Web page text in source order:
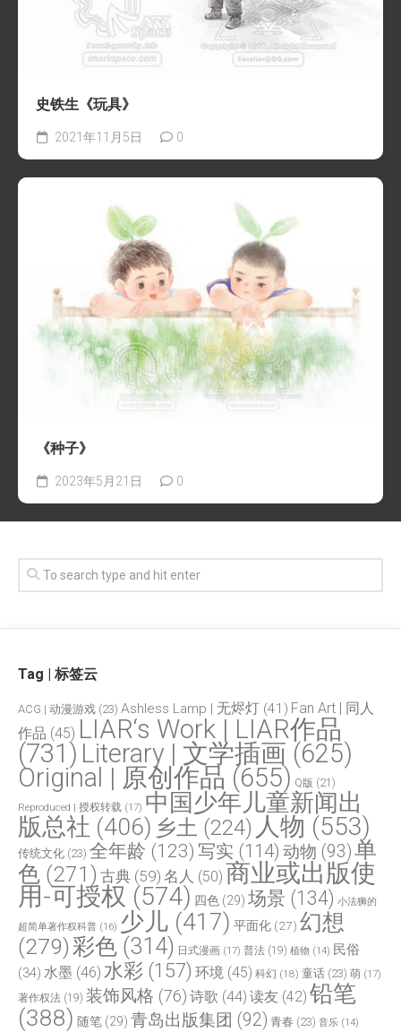
史铁生《玩具》
2021年11月5日 0
《种子》
2023年5月21日 0
Tag | 标签云
ACG | 动漫游戏 (23) Ashless Lamp | 无烬灯 (41) Fan Art | 同人
作品 (45) LIAR‘s Work | LIAR作品
(731) Literary | 文学插画 (625)
Original | 原创作品 (655) Q版 (21)
Reproduced | 授权转载 (17) 中国少年儿童新闻出
版总社 (406) 乡土 (224) 人物 (553)
传统文化 (23) 全年龄 (123) 写实 (114) 动物 (93)单
色 (271) 古典 (59) 名人 (50) 商业或出版使
用-可授权 (574) 四色 (29) 场景 (134) 小法狮的
超简单著作权科普 (16) 少儿 (417) 平面化 (27) 幻想
(279)彩色 (314) 日式漫画 (17) 普法 (19) 植物 (14) 民俗
(34) 水墨 (46) 水彩 (157) 环境 (45) 科幻 (18) 童话 (23) 萌 (17)
著作权法 (19) 装饰风格 (76) 诗歌 (44) 读友 (42) 铅笔
(388) 随笔 (29) 青岛出版集团 (92) 青春 (23) 音乐 (14)